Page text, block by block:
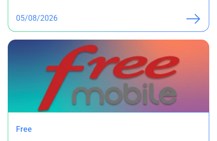
05/08/2026
Free